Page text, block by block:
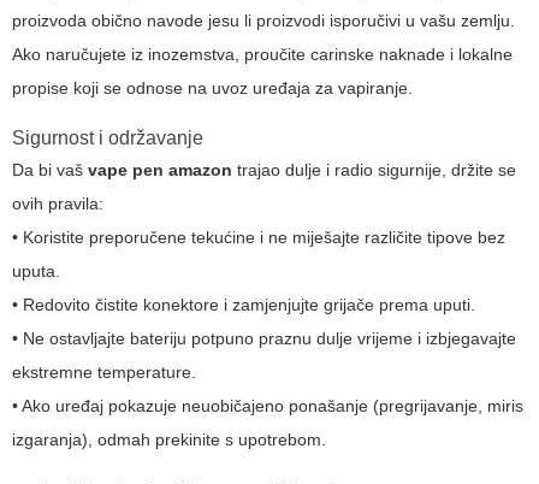
proizvoda obično navode jesu li proizvodi isporučivi u vašu zemlju.
Ako naručujete iz inozemstva, proučite carinske naknade i lokalne
propise koji se odnose na uvoz uređaja za vapiranje.
Sigurnost i održavanje
Da bi vaš vape pen amazon trajao dulje i radio sigurnije, držite se
ovih pravila:
• Koristite preporučene tekućine i ne miješajte različite tipove bez
uputa.
• Redovito čistite konektore i zamjenjujte grijače prema uputi.
• Ne ostavljajte bateriju potpuno praznu dulje vrijeme i izbjegavajte
ekstremne temperature.
• Ako uređaj pokazuje neuobičajeno ponašanje (pregrijavanje, miris
izgaranja), odmah prekinite s upotrebom.